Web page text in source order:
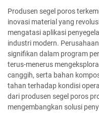
Produsen segel poros
inovasi material yang
mengatasi aplikasi
industri modern.
signifikan dalam program
terus-menerus
canggih, serta bahan
tahan terhadap kondisi
dari produsen segel poros
mengembangkan solusi